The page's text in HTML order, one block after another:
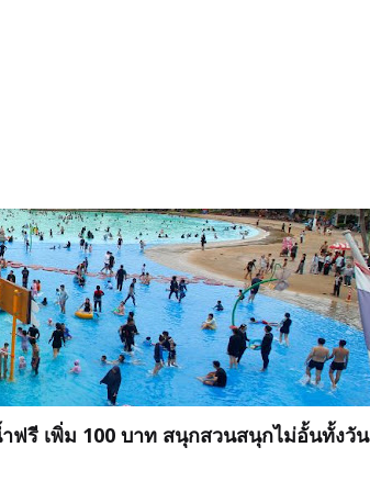
ฟรี เพิ่ม 100 บาท สนุกสวนสนุกไม่อั้นทั้งวัน